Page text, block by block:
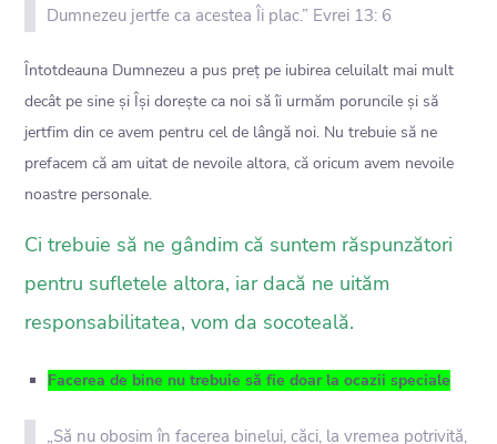
Dumnezeu jertfe ca acestea Îi plac.” Evrei 13: 6
Întotdeauna Dumnezeu a pus preț pe iubirea celuilalt mai mult
decât pe sine și Își dorește ca noi să îi urmăm poruncile și să
jertfim din ce avem pentru cel de lângă noi. Nu trebuie să ne
prefacem că am uitat de nevoile altora, că oricum avem nevoile
noastre personale.
Ci trebuie să ne gândim că suntem răspunzători
pentru sufletele altora, iar dacă ne uităm
responsabilitatea, vom da socoteală.
Facerea de bine nu trebuie să fie doar la ocazii speciale
„Să nu obosim în facerea binelui, căci, la vremea potrivită,